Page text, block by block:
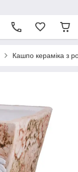
Кашпо кераміка з